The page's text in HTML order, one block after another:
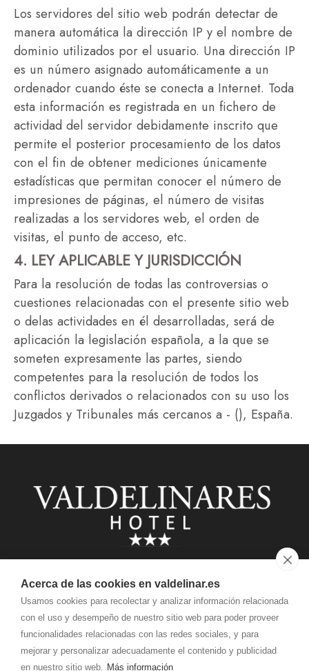
Acerca de las cookies en valdelinar.es
Usamos cookies para recolectar y analizar información relacionada
con el uso y desempeño de nuestro sitio web para poder proveer
funcionalidades relacionadas con las redes sociales, y para
mejorar y personalizar adecuadamente el contenido y publicidad
en nuestro sitio web. Más información
Los servidores del sitio web podrán detectar de
manera automática la dirección IP y el nombre de
dominio utilizados por el usuario. Una dirección IP
es un número asignado automáticamente a un
ordenador cuando éste se conecta a Internet. Toda
esta información es registrada en un fichero de
actividad del servidor debidamente inscrito que
permite el posterior procesamiento de los datos
con el fin de obtener mediciones únicamente
estadísticas que permitan conocer el número de
impresiones de páginas, el número de visitas
realizadas a los servidores web, el orden de
visitas, el punto de acceso, etc.
4. LEY APLICABLE Y JURISDICCIÓN
Para la resolución de todas las controversias o
cuestiones relacionadas con el presente sitio web
o delas actividades en él desarrolladas, será de
aplicación la legislación española, a la que se
someten expresamente las partes, siendo
competentes para la resolución de todos los
conflictos derivados o relacionados con su uso los
Juzgados y Tribunales más cercanos a - (), España.
info@valdelinar.es
975 055 996
Calle de la Iglesia, 40 - 42318